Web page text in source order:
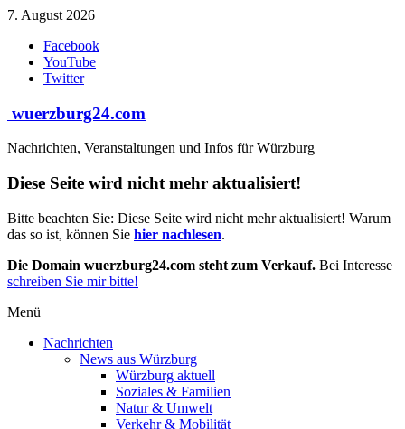
Zum
springen
7. August 2026
Facebook
YouTube
Twitter
wuerzburg24.com
Nachrichten, Veranstaltungen und Infos für Würzburg
Diese Seite wird nicht mehr aktualisiert!
Bitte beachten Sie: Diese Seite wird nicht mehr aktualisiert! Warum
das so ist, können Sie hier nachlesen.
Die Domain wuerzburg24.com steht zum Verkauf. Bei Interesse
schreiben Sie mir bitte!
Menü
Nachrichten
News aus Würzburg
Würzburg aktuell
Soziales & Familien
Natur & Umwelt
Verkehr & Mobilität